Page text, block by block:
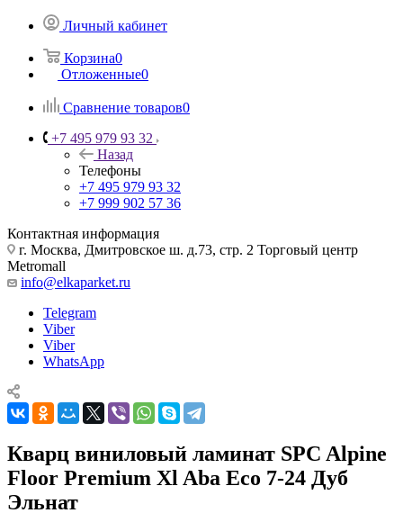
Личный кабинет
Корзина0
Отложенные0
Сравнение товаров0
+7 495 979 93 32
Назад
Телефоны
+7 495 979 93 32
+7 999 902 57 36
Контактная информация
г. Москва, Дмитровское ш. д.73, стр. 2 Торговый центр
Metromall
info@elkaparket.ru
Telegram
Viber
Viber
WhatsApp
Кварц виниловый ламинат SPC Alpine
Floor Premium Xl Aba Eco 7-24 Дуб
Эльнат